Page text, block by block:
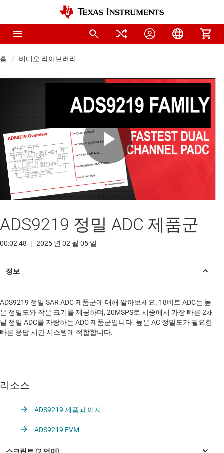
홈 비디오 라이브러리
Play
Video
ADS9219 정밀 ADC 제품군
00:02:48 | 2025 년 02 월 05 일
ADS9219 정밀 SAR ADC 제품군에 대해 알아보세요. 18비트 ADC는 높
은 정밀도와 작은 크기를 제공하며, 20MSPS로 시중에서 가장 빠른 2채
널 정밀 ADC를 자랑하는 ADC 제품군입니다. 높은 AC 정밀도가 필요한
빠른 응답 시간 시스템에 적합합니다.
리소스
ADS9219 제품 페이지
ADS9219 EVM